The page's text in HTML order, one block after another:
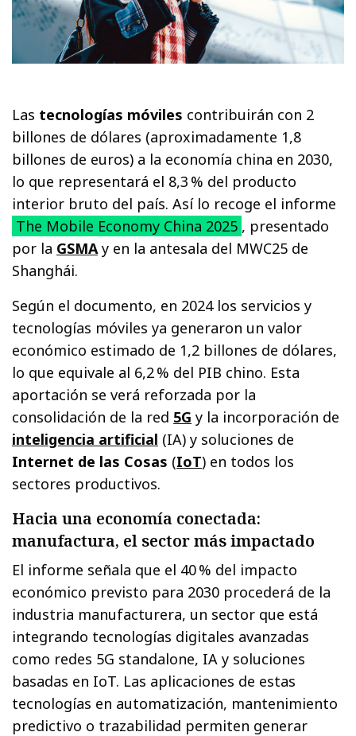
Las tecnologías móviles contribuirán con 2
billones de dólares (aproximadamente 1,8
billones de euros) a la economía china en 2030,
lo que representará el 8,3 % del producto
interior bruto del país. Así lo recoge el informe
The Mobile Economy China 2025 , presentado
por la GSMA y en la antesala del MWC25 de
Shanghái.
Según el documento, en 2024 los servicios y
tecnologías móviles ya generaron un valor
económico estimado de 1,2 billones de dólares,
lo que equivale al 6,2 % del PIB chino. Esta
aportación se verá reforzada por la
consolidación de la red 5G y la incorporación de
inteligencia artificial (IA) y soluciones de
Internet de las Cosas (IoT) en todos los
sectores productivos.
Hacia una economía conectada:
manufactura, el sector más impactado
El informe señala que el 40 % del impacto
económico previsto para 2030 procederá de la
industria manufacturera, un sector que está
integrando tecnologías digitales avanzadas
como redes 5G standalone, IA y soluciones
basadas en IoT. Las aplicaciones de estas
tecnologías en automatización, mantenimiento
predictivo o trazabilidad permiten generar